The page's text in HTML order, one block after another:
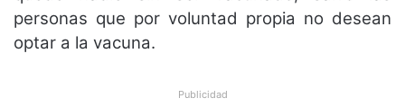
personas que por voluntad propia no desean
optar a la vacuna.
Publicidad